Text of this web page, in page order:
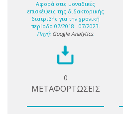
Αφορά στις μοναδικές
επισκέψεις της διδακτορικής
διατριβής για την χρονική
περίοδο 07/2018 - 07/2023.
Πηγή: Google Analytics.
0
ΜΕΤΑΦΟΡΤΩΣΕΙΣ